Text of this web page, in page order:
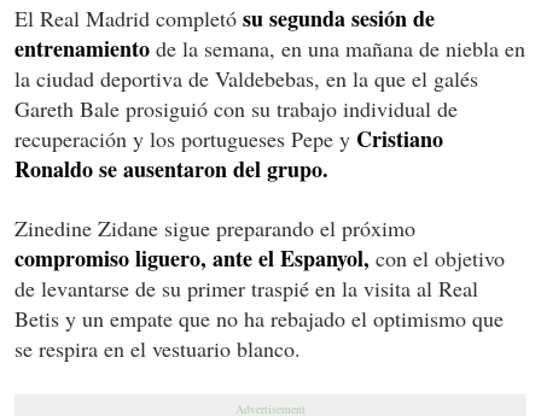
El Real Madrid completó su segunda sesión de
entrenamiento de la semana, en una mañana de niebla en
la ciudad deportiva de Valdebebas, en la que el galés
Gareth Bale prosiguió con su trabajo individual de
recuperación y los portugueses Pepe y Cristiano
Ronaldo se ausentaron del grupo.
Zinedine Zidane sigue preparando el próximo
compromiso liguero, ante el Espanyol, con el objetivo
de levantarse de su primer traspié en la visita al Real
Betis y un empate que no ha rebajado el optimismo que
se respira en el vestuario blanco.